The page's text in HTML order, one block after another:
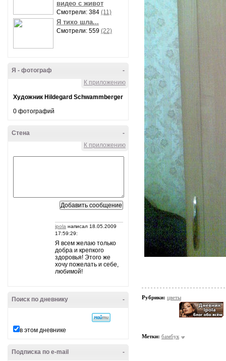
видео с живот
Смотрели: 384 (11)
Я тихо шла...
Смотрели: 559 (22)
-
Я - фотограф
К приложению
Художник Hildegard Schwammberger
0 фотографий
-
Стена
К приложению
ipola написал 18.05.2009
17:59:29:
Я всем желаю только
добра и крепкого
здоровья! Этого же
хочу пожелать и себе,
любимой!
-
Поиск по дневнику
в этом дневнике
-
Подписка по e-mail
Рубрики: цветы
Метки: бамбук